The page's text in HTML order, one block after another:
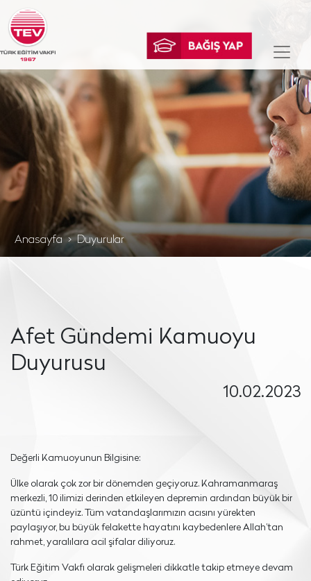
Anasayfa Duyurular
Afet Gündemi Kamuoyu
Duyurusu
10.02.2023
Değerli Kamuoyunun Bilgisine:
Ülke olarak çok zor bir dönemden geçiyoruz. Kahramanmaraş
merkezli, 10 ilimizi derinden etkileyen depremin ardından büyük bir
üzüntü içindeyiz. Tüm vatandaşlarımızın acısını yürekten
paylaşıyor, bu büyük felakette hayatını kaybedenlere Allah’tan
rahmet, yaralılara acil şifalar diliyoruz.
Türk Eğitim Vakfı olarak gelişmeleri dikkatle takip etmeye devam